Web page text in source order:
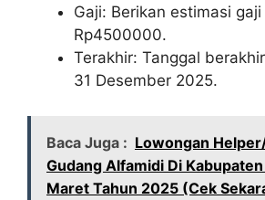
Gaji: Berikan estimasi gaji
Rp4500000.
Terakhir: Tanggal
31 Desember 2025.
Baca Juga : Lowongan
Gudang Alfamidi Di
Maret Tahun 2025 (Cek